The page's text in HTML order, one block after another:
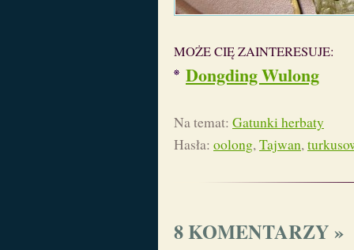
MOŻE CIĘ ZAINTERESUJE:
Dongding Wulong
Na temat: Gatunki herbaty
Hasła: oolong,Tajwan,
8 KOMENTARZY »